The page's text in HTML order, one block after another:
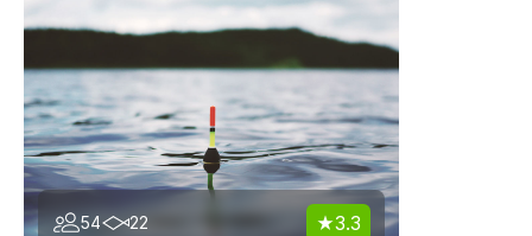
54 22 3.3